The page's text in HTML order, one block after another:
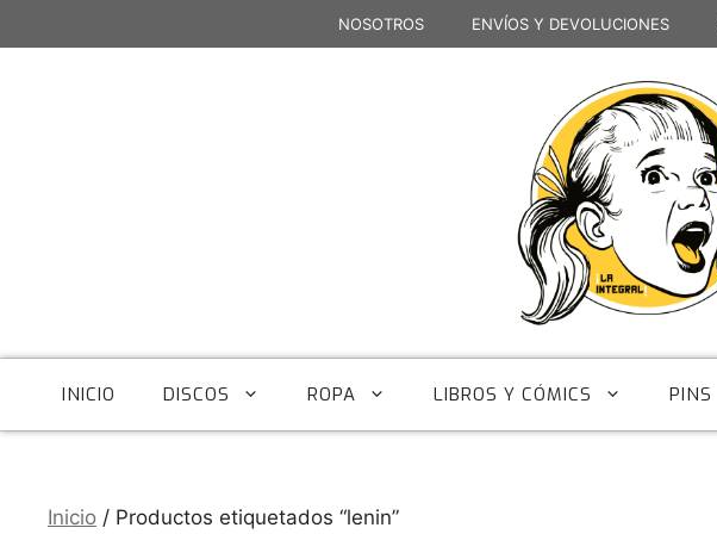
al
NOSOTROS ENVÍOS Y DEVOLUCIONES
INICIO DISCOS ROPA LIBROS Y CÓMICS PINS
Inicio / Productos etiquetados “lenin”